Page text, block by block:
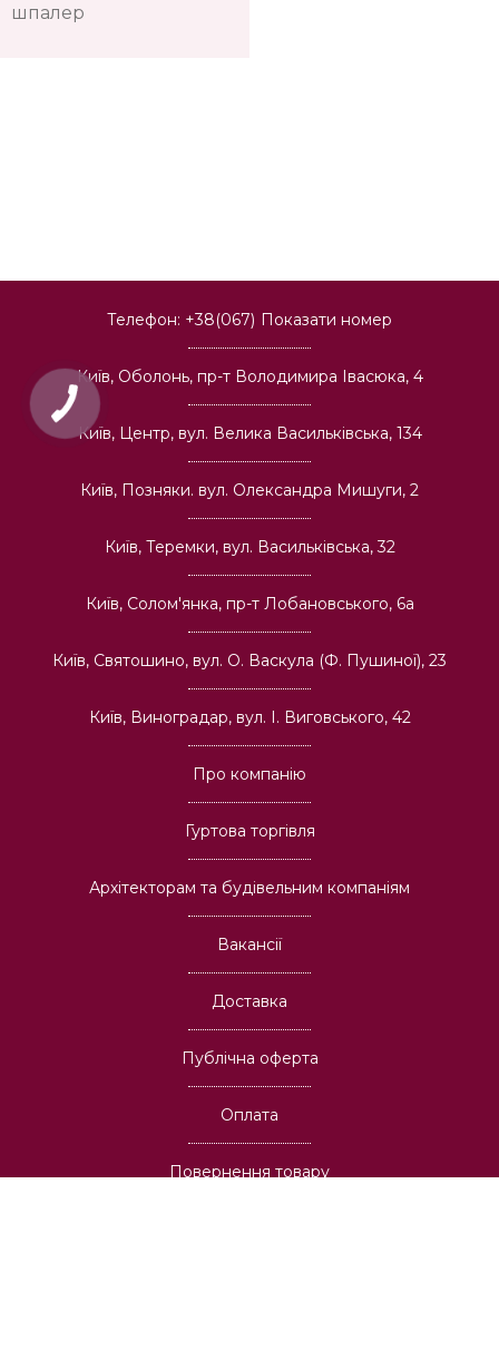
шпалер
Телефон: +38(067) Показати номер
Київ, Оболонь, пр-т Володимира Івасюка, 4
Київ, Центр, вул. Велика Васильківська, 134
Київ, Позняки. вул. Олександра Мишуги, 2
Київ, Теремки, вул. Васильківська, 32
Київ, Солом'янка, пр-т Лобановського, 6а
Київ, Святошино, вул. О. Васкула (Ф. Пушиної), 23
Київ, Виноградар, вул. І. Виговського, 42
Про компанію
Гуртова торгівля
Архітекторам та будівельним компаніям
Вакансії
Доставка
Публічна оферта
Оплата
Повернення товару